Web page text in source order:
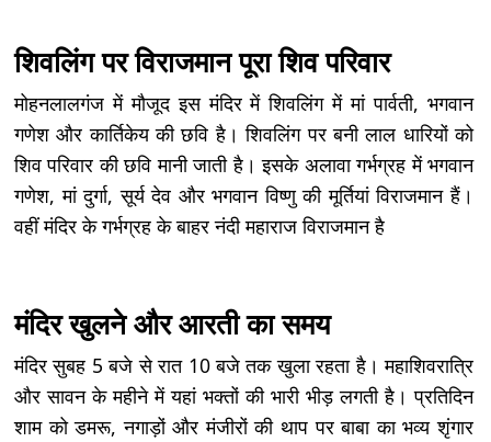
शिवलिंग पर विराजमान पूरा शिव परिवार
मोहनलालगंज में मौजूद इस मंदिर में शिवलिंग में मां पार्वती, भगवान
गणेश और कार्तिकेय की छवि है। शिवलिंग पर बनी लाल धारियों को
शिव परिवार की छवि मानी जाती है। इसके अलावा गर्भग्रह में भगवान
गणेश, मां दुर्गा, सूर्य देव और भगवान विष्णु की मूर्तियां विराजमान हैं।
वहीं मंदिर के गर्भग्रह के बाहर नंदी महाराज विराजमान है
मंदिर खुलने और आरती का समय
मंदिर सुबह 5 बजे से रात 10 बजे तक खुला रहता है। महाशिवरात्रि
और सावन के महीने में यहां भक्तों की भारी भीड़ लगती है। प्रतिदिन
शाम को डमरू, नगाड़ों और मंजीरों की थाप पर बाबा का भव्य शृंगार